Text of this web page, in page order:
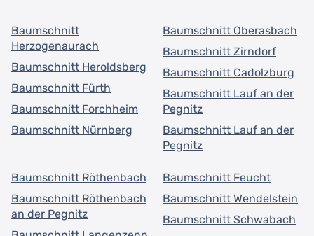
Baumschnitt
Herzogenaurach
Baumschnitt Heroldsberg
Baumschnitt Fürth
Baumschnitt Forchheim
Baumschnitt Nürnberg
Baumschnitt Oberasbach
Baumschnitt Zirndorf
Baumschnitt Cadolzburg
Baumschnitt Lauf an der
Pegnitz
Baumschnitt Lauf an der
Pegnitz
Baumschnitt Röthenbach
Baumschnitt Röthenbach
an der Pegnitz
Baumschnitt Feucht
Baumschnitt Wendelstein
Baumschnitt Schwabach